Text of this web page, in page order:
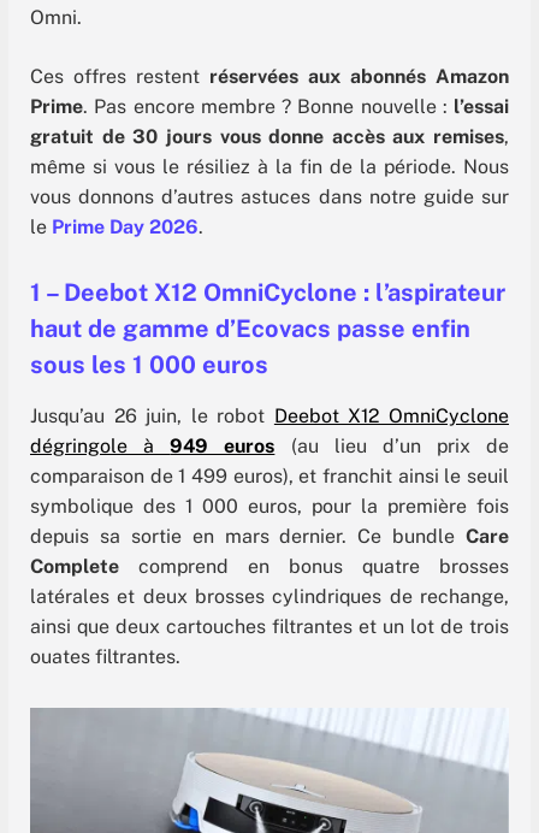
Omni.
Ces offres restent réservées aux abonnés Amazon
Prime. Pas encore membre ? Bonne nouvelle : l’essai
gratuit de 30 jours vous donne accès aux remises,
même si vous le résiliez à la fin de la période. Nous
vous donnons d’autres astuces dans notre guide sur
le Prime Day 2026.
1 – Deebot X12 OmniCyclone : l’aspirateur
haut de gamme d’Ecovacs passe enfin
sous les 1 000 euros
Jusqu’au 26 juin, le robot Deebot X12 OmniCyclone
dégringole à949 euros (au lieu d’un prix de
comparaison de 1 499 euros), et franchit ainsi le seuil
symbolique des 1 000 euros, pour la première fois
depuis sa sortie en mars dernier. Ce bundle Care
Complete comprend en bonus quatre brosses
latérales et deux brosses cylindriques de rechange,
ainsi que deux cartouches filtrantes et un lot de trois
ouates filtrantes.